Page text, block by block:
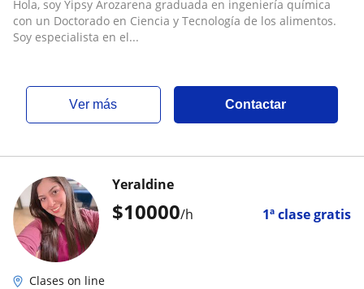
Hola, soy Yipsy Arozarena graduada en ingeniería química
con un Doctorado en Ciencia y Tecnología de los alimentos.
Soy especialista en el...
ver más Contactar
$10000/h 1ª clase gratis
Yeraldine
Clases on line